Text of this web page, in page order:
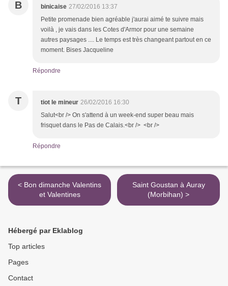
B binicaise 27/02/2016 13:37
Petite promenade bien agréable j'aurai aimé te suivre mais
voilà , je vais dans les Cotes d'Armor pour une semaine
autres paysages .... Le temps est très changeant partout en ce
moment. Bises Jacqueline
Répondre
T tiot le mineur 26/02/2016 16:30
Salut<br /> On s'attend à un week-end super beau mais
frisquet dans le Pas de Calais.<br /> <br />
Répondre
< Bon dimanche Valentins
et Valentines
Saint Goustan à Auray
(Morbihan) >
Hébergé par Eklablog
Top articles
Pages
Contact